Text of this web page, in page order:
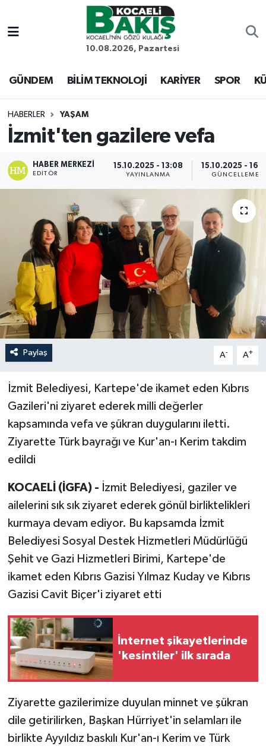
10.08.2026, Pazartesi
GÜNDEM BİLİM TEKNOLOJİ KARİYER SPOR
HABERLER YAŞAM
İzmit'ten gazilere vefa
HABER MERKEZI
EDITÖR
15.10.2025 - 13:08
YAYINLANMA
15.10.2025 -
GÜNCELLEME
Paylaş A- A+
İzmit Belediyesi, Kartepe'de ikamet eden Kıbrıs
Gazileri'ni ziyaret ederek milli değerler
kapsamında vefa ve şükran duygularını iletti.
Ziyarette Türk bayrağı ve Kur'an-ı Kerim takdim
edildi
KOCAELİ (İGFA) - İzmit Belediyesi, gaziler ve
ailelerini sık sık ziyaret ederek gönül birliktelikleri
kurmaya devam ediyor. Bu kapsamda İzmit
Belediyesi Sosyal Destek Hizmetleri Müdürlüğü
Şehit ve Gazi Hizmetleri Birimi, Kartepe'de
ikamet eden Kıbrıs Gazisi Yılmaz Kuday ve Kıbrıs
Gazisi Cavit Biçer'i ziyaret etti
İnternet şikayetlerinde
'kesintiler' ilk sırada
Ziyarette gazilerimize duyulan minnet ve şükran
dile getirilirken, Başkan Hürriyet'in selamları ile
birlikte Ayyıldız baskılı Kur'an-ı Kerim ve Türk
Kocaeli Nöbetçi Eczaneler
Kocaeli Hava Durumu
Süper Lig Puan Durumu ve Fikstür
Tüm Manşetler
Haber Arşivi